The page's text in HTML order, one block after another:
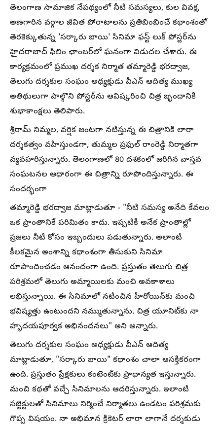
తెలంగాణ సామాజిక నేపథ్యంలో నీటి సమస్యలు, కుల వివక్ష,
అణగారిన వర్గాల జీవిత పోరాటాలను ప్రతిబింబించే కథాంశంతో
తెరకెక్కుతున్న 'సర్కారు బాయి' సినిమా ఫస్ట్ లుక్ పోస్టర్‌ను
హైదరాబాద్ ఫిలిం ఛాంబర్‌లో ఘనంగా విడుదల చేశారు. ఈ
కార్యక్రమంలో ప్రముఖ దర్శక నిర్మాత తమ్మారెడ్డి భరద్వాజ,
తెలుగు దర్శకుల సంఘం అధ్యక్షుడు వీఎన్ ఆదిత్య ముఖ్య
అతిథులుగా పాల్గొని పోస్టర్‌ను ఆవిష్కరించి చిత్ర బృందానికి
శుభాకాంక్షలు తెలిపారు.
శ్రీరామ్ నిమ్మల, వర్షిక జంటగా నటిస్తున్న ఈ చిత్రానికి లారా
దర్శకత్వం వహిస్తుండగా, తుమ్మల ప్రఫుల్ రాంరెడ్డి నిర్మాతగా
వ్యవహరిస్తున్నారు. తెలంగాణలో 80 దశకంలో జరిగిన వాస్తవ
సంఘటనల ఆధారంగా ఈ చిత్రాన్ని రూపొందిస్తున్నారు. ఈ
సందర్భంగా
తమ్మారెడ్డి భరద్వాజ మాట్లాడుతూ - "నీటి సమస్య అనేది కేవలం
ఒక ప్రాంతానికే పరిమితం కాదు. ఇప్పటికీ అనేక ప్రాంతాల్లో
ప్రజలు నీటి కోసం ఇబ్బందులు పడుతున్నారు. అలాంటి
కీలకమైన అంశాన్ని కథాంశంగా తీసుకుని సినిమా
రూపొందించడం ఆనందంగా ఉంది. ప్రస్తుతం తెలుగు చిత్ర
పరిశ్రమలో తెలుగు అమ్మాయిలకు మంచి అవకాశాలు
లభిస్తున్నాయి. ఈ సినిమాలో నటించిన హీరోయిన్‌కు మంచి
భవిష్యత్తు ఉంటుందని నమ్ముతున్నాను. చిత్ర యూనిట్‌కు నా
హృదయపూర్వక అభినందనలు" అని అన్నారు.
తెలుగు దర్శకుల సంఘం అధ్యక్షుడు వీఎన్ ఆదిత్య
మాట్లాడుతూ, "సర్కారు బాయి" కథాంశం చాలా ఆసక్తికరంగా
ఉంది. ప్రస్తుతం ప్రేక్షకులు కంటెంట్‌కు ప్రాధాన్యత ఇస్తున్నారు.
మంచి కథతో వచ్చే సినిమాలను ఆదరిస్తున్నారు. ఇలాంటి
సబ్జెక్టులతో సినిమాలు నిర్మించే నిర్మాతలు ఉండటం పరిశ్రమకు
గొప్ప విషయం. నా అభిమాన క్రికెటర్ లారా లాగానే దర్శకుడు